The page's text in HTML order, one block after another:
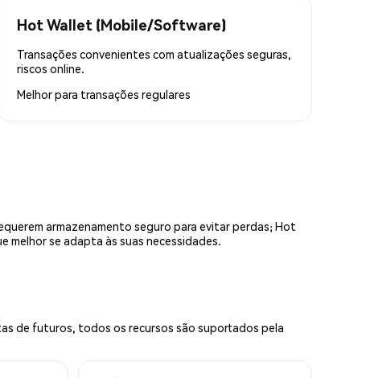
Hot Wallet (Mobile/Software)
Transações convenientes com atualizações seguras,
riscos online.
Melhor para transações regulares
armazenamento seguro para evitar perdas; Hot
melhor se adapta às suas necessidades.
de futuros, todos os recursos são suportados pela